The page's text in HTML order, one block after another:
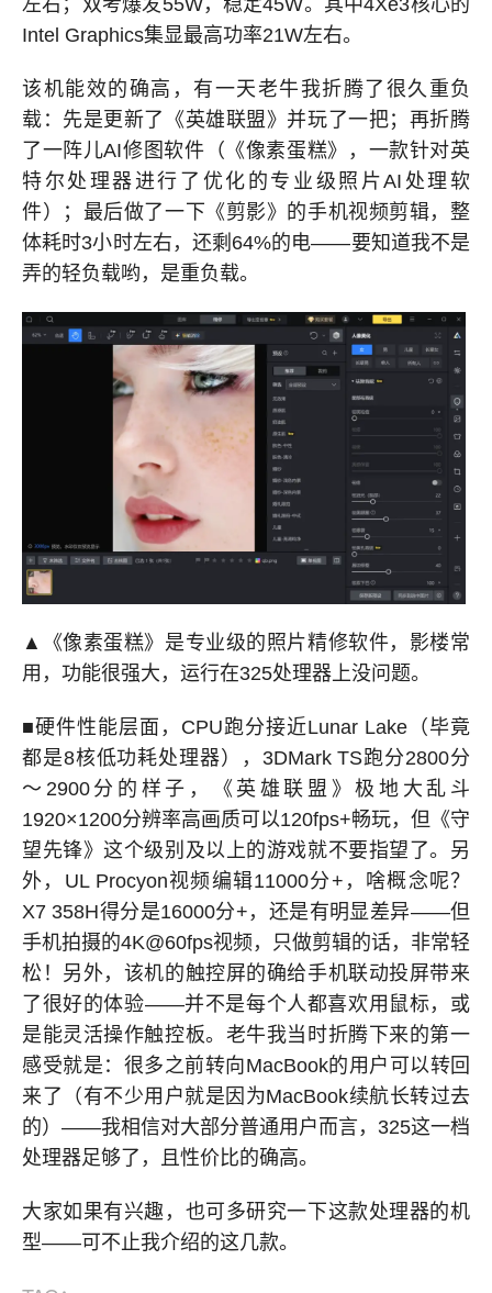
左右；双考爆发55W，稳定45W。其中4Xe3核心的
Intel Graphics集显最高功率21W左右。
该机能效的确高，有一天老牛我折腾了很久重负
载：先是更新了《英雄联盟》并玩了一把；再折腾
了一阵儿AI修图软件（《像素蛋糕》，一款针对英
特尔处理器进行了优化的专业级照片AI处理软
件）；最后做了一下《剪影》的手机视频剪辑，整
体耗时3小时左右，还剩64%的电——要知道我不是
弄的轻负载哟，是重负载。
▲《像素蛋糕》是专业级的照片精修软件，影楼常
用，功能很强大，运行在325处理器上没问题。
■硬件性能层面，CPU跑分接近Lunar Lake（毕竟
都是8核低功耗处理器），3DMark TS跑分2800分
～2900分的样子，《英雄联盟》极地大乱斗
1920×1200分辨率高画质可以120fps+畅玩，但《守
望先锋》这个级别及以上的游戏就不要指望了。另
外，UL Procyon视频编辑11000分+，啥概念呢？
X7 358H得分是16000分+，还是有明显差异——但
手机拍摄的4K@60fps视频，只做剪辑的话，非常轻
松！另外，该机的触控屏的确给手机联动投屏带来
了很好的体验——并不是每个人都喜欢用鼠标，或
是能灵活操作触控板。老牛我当时折腾下来的第一
感受就是：很多之前转向MacBook的用户可以转回
来了（有不少用户就是因为MacBook续航长转过去
的）——我相信对大部分普通用户而言，325这一档
处理器足够了，且性价比的确高。
大家如果有兴趣，也可多研究一下这款处理器的机
型——可不止我介绍的这几款。